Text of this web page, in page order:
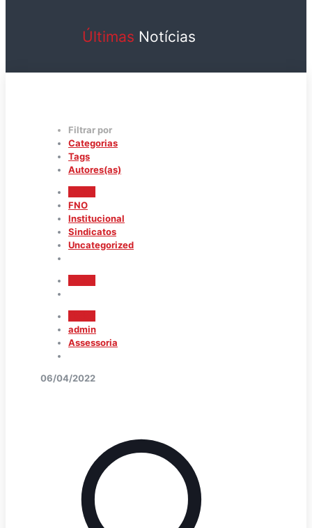
Últimas Notícias
Filtrar por
Categorias
Tags
Autores(as)
FNO
Institucional
Sindicatos
Uncategorized
admin
Assessoria
06/04/2022